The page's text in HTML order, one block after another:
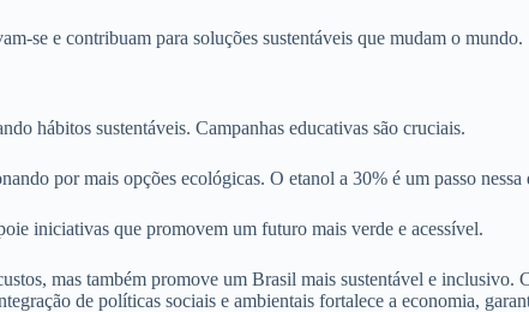
se e contribuam para soluções sustentáveis que mudam o mundo.
hábitos sustentáveis. Campanhas educativas são cruciais.
por mais opções ecológicas. O etanol a 30% é um passo nessa
iniciativas que promovem um futuro mais verde e acessível.
mas também promove um Brasil mais sustentável e
de políticas sociais e ambientais fortalece a economia,